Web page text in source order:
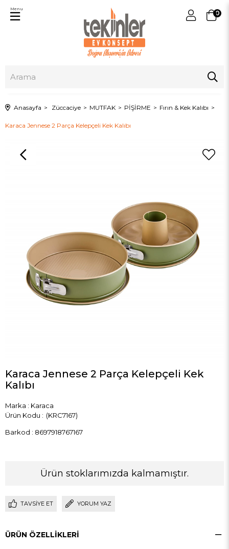
0
Menu
Anasayfa Züccaciye MUTFAK PİŞİRME Fırın & Kek Kalıbı
Karaca Jennese 2 Parça Kelepçeli Kek Kalıbı
Karaca Jennese 2 Parça Kelepçeli Kek
Kalıbı
Marka : Karaca
(KRC7167)
Barkod : 8697918767167
Ürün stoklarımızda kalmamıştır.
TAVSIYE ET YORUM YAZ
ÜRÜN ÖZELLIKLERI